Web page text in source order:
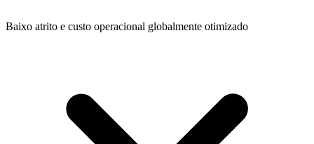
Baixo atrito e custo operacional globalmente otimizado